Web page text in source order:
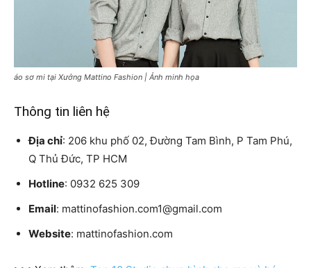
áo sơ mi tại Xưởng Mattino Fashion | Ảnh minh họa
Thông tin liên hệ
Địa chỉ: 206 khu phố 02, Đường Tam Bình, P Tam Phú,
Q Thủ Đức, TP HCM
Hotline: 0932 625 309
Email: mattinofashion.com1@gmail.com
Website: mattinofashion.com